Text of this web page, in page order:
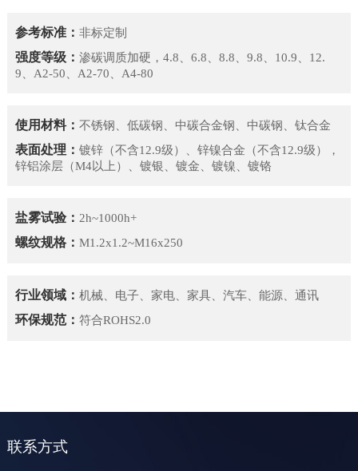
参考标准： 非标定制
强度等级： 渗碳调质加硬，4.8、6.8、8.8、9.8、10.9、12.
9、A2-50、A2-70、A4-80
使用材料： 不锈钢、低碳钢、中碳合金钢、中碳钢、钛合金
表面处理： 镀锌（不含12.9级）、锌镍合金（不含12.9级），
锌铝涂层（M4以上）、镀银、镀金、 镀镍、镀铬
盐雾试验： 2h~1000h+
螺纹规格： M1.2x1.2~M16x250
行业领域： 机械、电子、家电、家具、汽车、能源、通讯
环保规范： 符合ROHS2.0
联系方式